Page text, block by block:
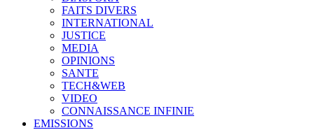
FAITS DIVERS
INTERNATIONAL
JUSTICE
MEDIA
OPINIONS
SANTE
TECH&WEB
VIDEO
CONNAISSANCE INFINIE
EMISSIONS